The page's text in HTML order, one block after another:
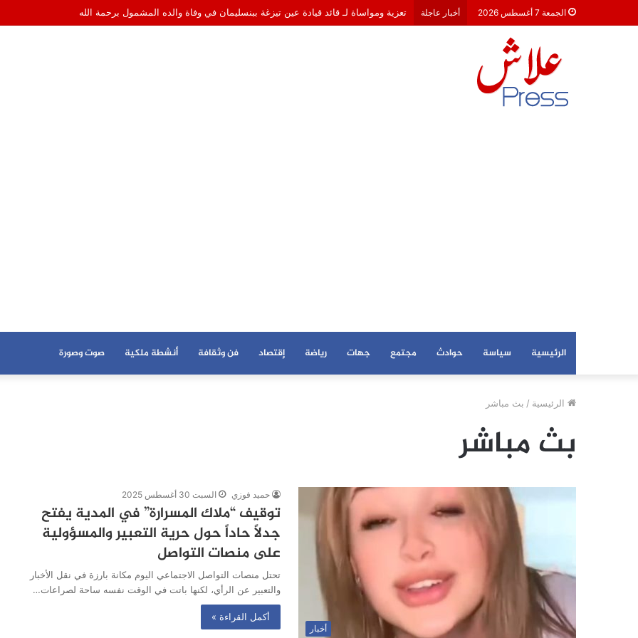
الجمعة 7 أغسطس 2026 أخبار عاجلة تعزية ومواساة لـ قائد قيادة عين تيزغة ببنسليمان في وفاة والده المشمول برحمة الله
الرئيسية سياسة حوادث مجتمع جهات رياضة إقتصاد فن وثقافة أنشطة ملكية صوت وصورة
الرئيسية / بث مباشر
بث مباشر
أخبار
حميد فوزي السبت 30 أغسطس 2025
توقيف “ملاك المسرارة” في المدية يفتح
جدلاً حاداً حول حرية التعبير والمسؤولية
على منصات التواصل
تحتل منصات التواصل الاجتماعي اليوم مكانة بارزة في نقل الأخبار
والتعبير عن الرأي، لكنها باتت في الوقت نفسه ساحة لصراعات…
أكمل القراءة »